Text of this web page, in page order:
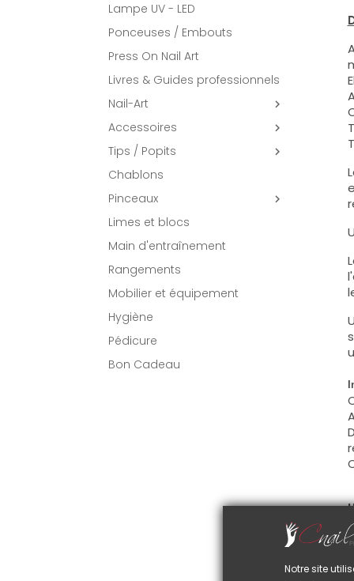
Lampe UV - LED
Ponceuses / Embouts
Press On Nail Art
Livres & Guides professionnels
Nail-Art

Accessoires 
Tips / Popits 
Chablons
Pinceaux

Limes et blocs
Main d'entraînement
Rangements
Mobilier et équipement
Hygiène
Pédicure
Bon Cadeau
Notre site